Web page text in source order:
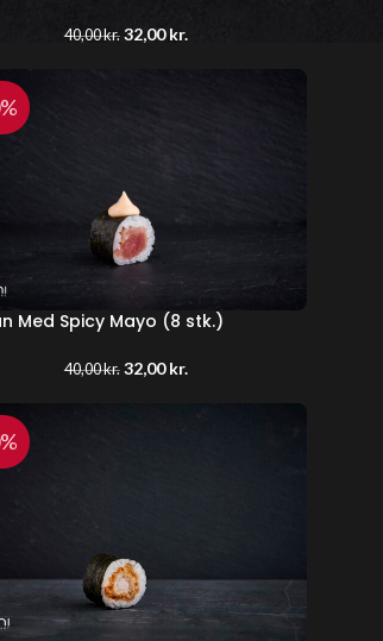
40,00kr. 32,00kr.
Med Spicy Mayo (8 stk.)
40,00kr. 32,00kr.